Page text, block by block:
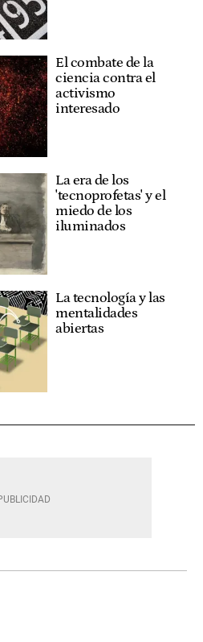
El combate de la
ciencia contra el
activismo
interesado
La era de los
'tecnoprofetas' y el
miedo de los
iluminados
La tecnología y las
mentalidades
abiertas